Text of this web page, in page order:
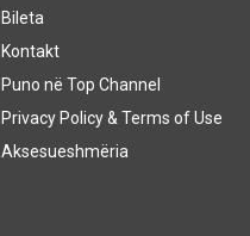
Bileta
Kontakt
Puno në Top Channel
Privacy Policy & Terms of Use
Aksesueshmëria